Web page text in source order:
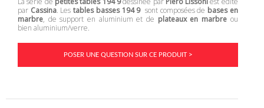
par Cassina. Lestables basses 194 9sont composées de bases en
marbre, de support en aluminium et de plateaux en marbre ou
bien aluminium/verre.
POSER UNE QUESTION SUR CE PRODUIT >